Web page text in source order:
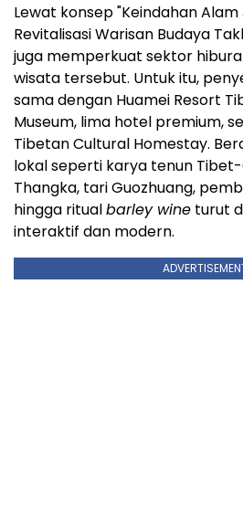
Lewat konsep "Keindahan Alam
Revitalisasi Warisan Budaya
juga memperkuat sektor
wisata tersebut. Untuk itu,
sama dengan Huamei Resort
Museum, lima hotel premium,
Tibetan Cultural Homestay.
lokal seperti karya tenun Tibet-
Thangka, tari Guozhuang,
hingga ritualbarley wine turut
interaktif dan modern.